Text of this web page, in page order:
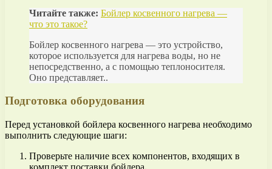
Читайте также: Бойлер косвенного нагрева —
что это такое?
Бойлер косвенного нагрева — это устройство,
которое используется для нагрева воды, но не
непосредственно, а с помощью теплоносителя.
Оно представляет..
Подготовка оборудования
Перед установкой бойлера косвенного нагрева необходимо
выполнить следующие шаги:
Проверьте наличие всех компонентов, входящих в
комплект поставки бойлера.